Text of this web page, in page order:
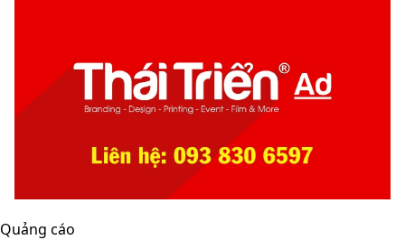
Quảng cáo